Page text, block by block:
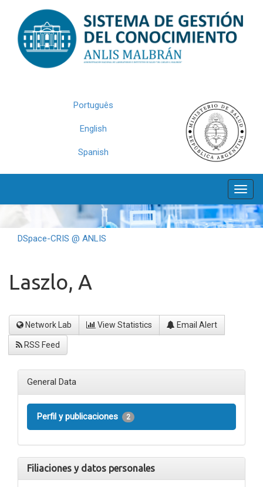
navigation
Português
English
Spanish
DSpace-CRIS @ ANLIS
Laszlo, A
Network Lab View Statistics Email Alert
RSS Feed
General Data
Perfil y publicaciones 2
Filiaciones y datos personales